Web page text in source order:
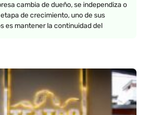
cambia de dueño, se independiza o
de crecimiento, uno de sus
es mantener la continuidad del